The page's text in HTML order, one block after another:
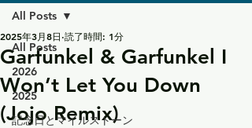
All Posts
2026
2025
記念日とマイルストーン
All Posts
Garfunkel & Garfunkel I
Won’t Let You Down
(Jojo Remix)
2025年3月8日 読了時間: 1分